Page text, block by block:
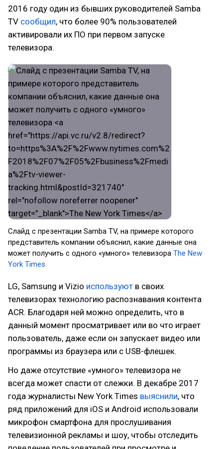
2016 году один из бывших руководителей Samba
TV сообщил, что более 90% пользователей
активировали их ПО при первом запуске
телевизора.
Слайд с презентации Samba TV, на примере которого
представитель компании объяснил, какие данные она
может получить с одного «умного» телевизора The New
York Times
LG, Samsung и Vizio используют в своих
телевизорах технологию распознавания контента
ACR. Благодаря ней можно определить, что в
данный момент просматривает или во что играет
пользователь, даже если он запускает видео или
программы из браузера или с USB-флешек.
Но даже отсутствие «умного» телевизора не
всегда может спасти от слежки. В декабре 2017
года журналисты New York Times выяснили, что
ряд приложений для iOS и Android использовали
микрофон смартфона для прослушивания
телевизионной рекламы и шоу, чтобы отследить